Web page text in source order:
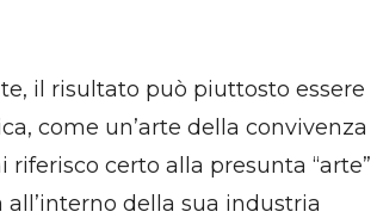
il risultato può piuttosto essere
come un’arte della convivenza
certo alla presunta “arte”
della sua industria